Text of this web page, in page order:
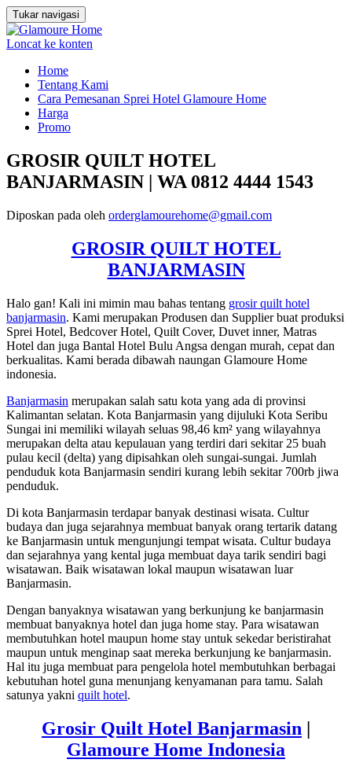
Tukar navigasi
Loncat ke konten
Home
Tentang Kami
Cara Pemesanan Sprei Hotel Glamoure Home
Harga
Promo
GROSIR QUILT HOTEL
BANJARMASIN | WA 0812 4444 1543
Diposkan pada oleh orderglamourehome@gmail.com
GROSIR QUILT HOTEL
BANJARMASIN
Halo gan! Kali ini mimin mau bahas tentang grosir quilt hotel
banjarmasin. Kami merupakan Produsen dan Supplier buat produksi
Sprei Hotel, Bedcover Hotel, Quilt Cover, Duvet inner, Matras
Hotel dan juga Bantal Hotel Bulu Angsa dengan murah, cepat dan
berkualitas. Kami berada dibawah naungan Glamoure Home
indonesia.
Banjarmasin merupakan salah satu kota yang ada di provinsi
Kalimantan selatan. Kota Banjarmasin yang dijuluki Kota Seribu
Sungai ini memiliki wilayah seluas 98,46 km² yang wilayahnya
merupakan delta atau kepulauan yang terdiri dari sekitar 25 buah
pulau kecil (delta) yang dipisahkan oleh sungai-sungai. Jumlah
penduduk kota Banjarmasin sendiri kurang lebih sekitar 700rb jiwa
penduduk.
Di kota Banjarmasin terdapar banyak destinasi wisata. Cultur
budaya dan juga sejarahnya membuat banyak orang tertarik datang
ke Banjarmasin untuk mengunjungi tempat wisata. Cultur budaya
dan sejarahnya yang kental juga membuat daya tarik sendiri bagi
wisatawan. Baik wisatawan lokal maupun wisatawan luar
Banjarmasin.
Dengan banyaknya wisatawan yang berkunjung ke banjarmasin
membuat banyaknya hotel dan juga home stay. Para wisatawan
membutuhkan hotel maupun home stay untuk sekedar beristirahat
maupun untuk menginap saat mereka berkunjung ke banjarmasin.
Hal itu juga membuat para pengelola hotel membutuhkan berbagai
kebutuhan hotel guna menunjang kenyamanan para tamu. Salah
satunya yakni quilt hotel.
Grosir Quilt Hotel Banjarmasin |
Glamoure Home Indonesia